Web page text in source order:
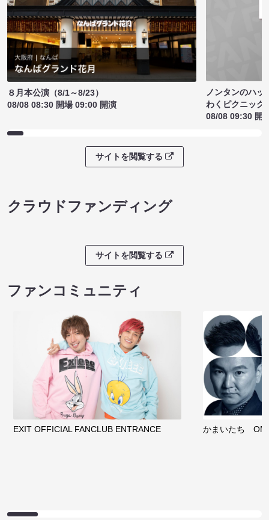
８月本公演（8/1～8/23）
08/08 08:30 開場 09:00 開演
ノンタンのハッ
わくピクニック
08/08 09:30 開
サイトを閲覧する
クラウドファンディング
サイトを閲覧する
ファンコミュニティ
EXIT OFFICIAL FANCLUB ENTRANCE かまいたち